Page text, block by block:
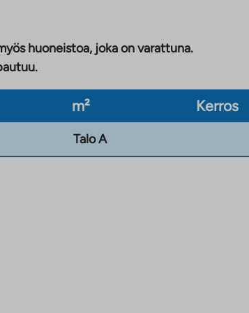
huoneistoa, joka on varattuna.
m² Kerros
Talo A